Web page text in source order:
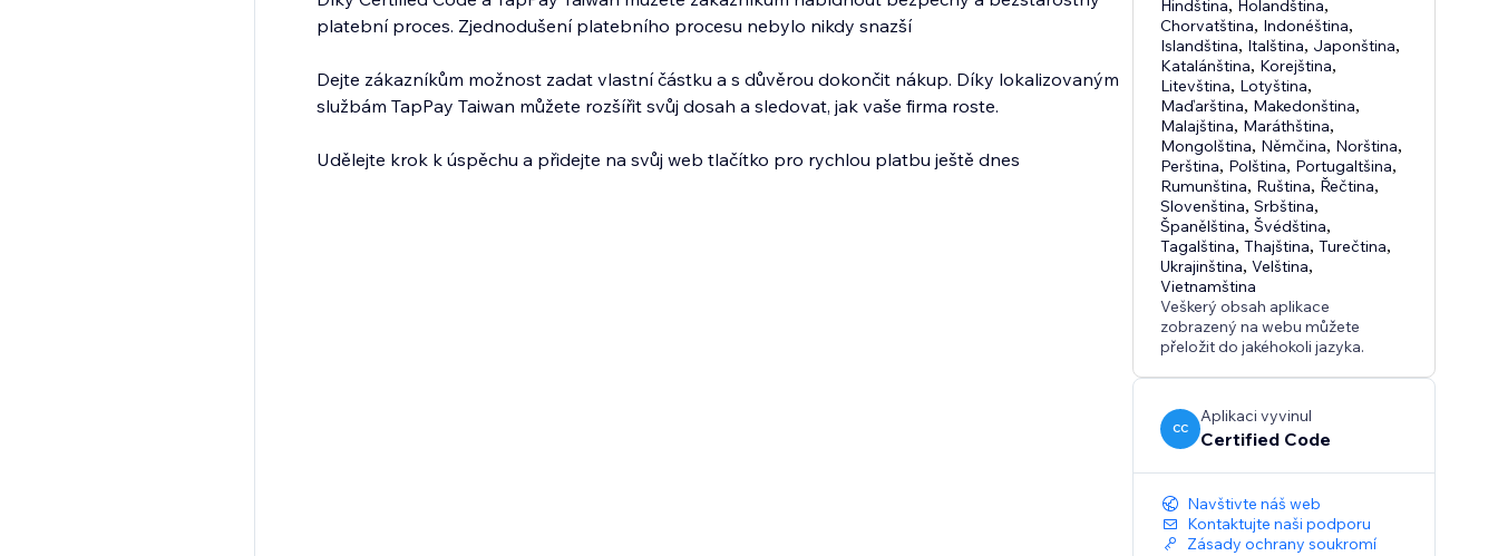
platební proces. Zjednodušení platebního procesu nebylo nikdy snazší
Dejte zákazníkům možnost zadat vlastní částku a s důvěrou dokončit nákup. Díky lokalizovaným
službám TapPay Taiwan můžete rozšířit svůj dosah a sledovat, jak vaše firma roste.
Udělejte krok k úspěchu a přidejte na svůj web tlačítko pro rychlou platbu ještě dnes
Hindština, Holandština,
Chorvatština, Indonéština,
Islandština, Italština, Japonština,
Katalánština, Korejština,
Litevština, Lotyština,
Maďarština, Makedonština,
Malajština, Maráthština,
Mongolština, Němčina, Norština,
Perština, Polština, Portugaltšina,
Rumunština, Ruština, Řečtina,
Slovenština,Srbština,
Španělština,Švédština,
Tagalština,Thajština,Turečtina,
Ukrajinština,Velština,
Vietnamština
Veškerý obsah aplikace
zobrazený na webu můžete
přeložit do jakéhokoli jazyka.
CC
Aplikaci vyvinul
Certified Code
Navštivte náš web
Kontaktujte naši podporu
Zásady ochrany soukromí